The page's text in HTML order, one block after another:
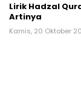
Lirik Hadzal
Artinya
Kamis, 20 Oktober